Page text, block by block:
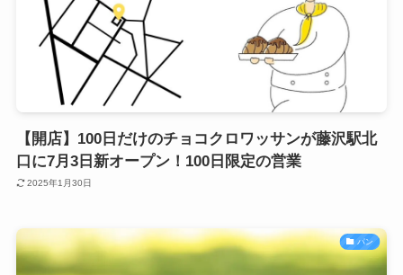
【開店】100日だけのチョコクロワッサンが藤沢駅北
口に7月3日新オープン！100日限定の営業
2025年1月30日
パン